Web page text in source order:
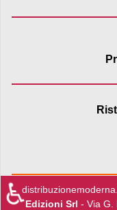
Edizioni Srl - Via G.